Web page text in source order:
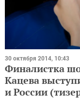
30 октября 2014, 10:43
Финалистка
Кацева
и России